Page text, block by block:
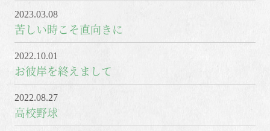
2023.03.08
苦しい時こそ直向きに
2022.10.01
お彼岸を終えまして
2022.08.27
高校野球